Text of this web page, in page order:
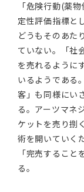
「危険行動(薬
定性評価指標と
どうもそのあた
ていない。「社
を売れるように
いるようである
客」も同様にい
る。アーツマネ
ケットを売り捌
術を開いていく
「完売するこ
る。